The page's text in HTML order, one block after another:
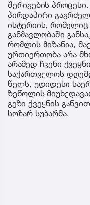
შერიგების პროცესი.
პირდაპირი
ისტერიის,
განმავლობაში
რომლის მიზანია,
ურთიერთობა არა
არამედ ჩვენი
საქართველოს
წელს, უდიდესი
ზეწოლის
გეზი ქვეყნის
სოზარ სუბარმა.